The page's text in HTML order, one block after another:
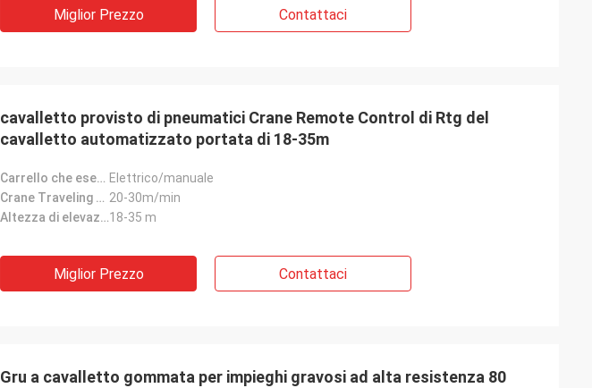
Miglior Prezzo Contattaci
cavalletto provisto di pneumatici Crane Remote Control di Rtg del
cavalletto automatizzato portata di 18-35m
Carrello che esegue tipo: Elettrico/manuale
Crane Traveling Speed: 20-30m/min
Altezza di elevazione:18-35 m
Miglior Prezzo Contattaci
Gru a cavalletto gommata per impieghi gravosi ad alta resistenza 80